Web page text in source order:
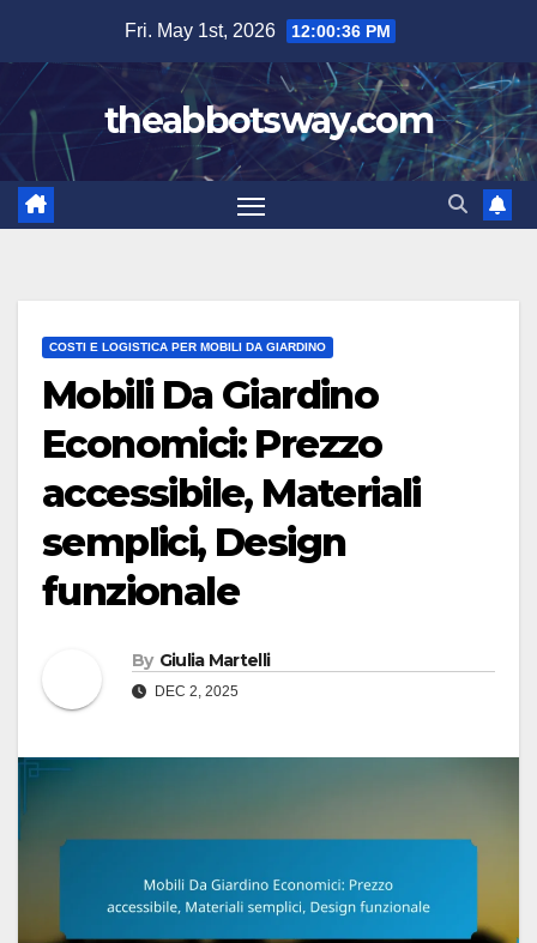
content
Fri. May 1st, 2026 12:00:37 PM
theabbotsway.com
COSTI E LOGISTICA PER MOBILI DA GIARDINO
Mobili Da Giardino
Economici: Prezzo
accessibile, Materiali
semplici, Design
funzionale
By Giulia Martelli
DEC 2, 2025